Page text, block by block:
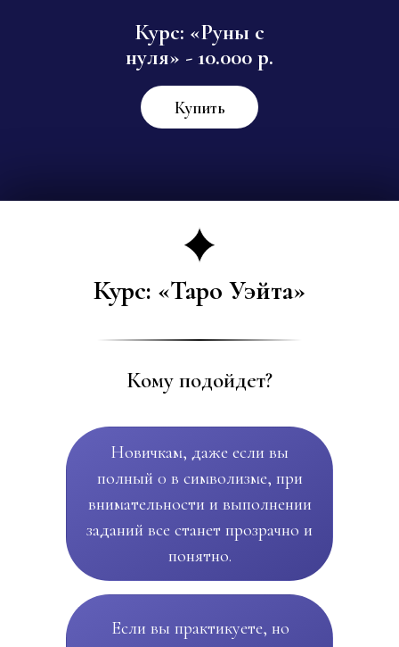
Купить
Курс: «Руны с
нуля» - 10.000 р.
Курс: «Таро Уэйта»
Кому подойдет?
Если вы практикуете, но
Новичкам, даже если вы
полный 0 в символизме, при
внимательности и выполнении
заданий все станет прозрачно и
понятно.